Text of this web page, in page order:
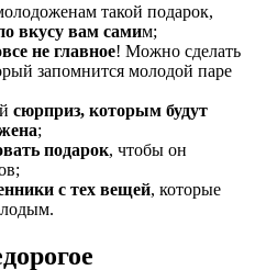
такой подарок,
вкусу вам самим;
не главное! Можно сделать
запомнится молодой паре
сюрприз, которым будут
;
подарок, чтобы он
с тех вещей, которые